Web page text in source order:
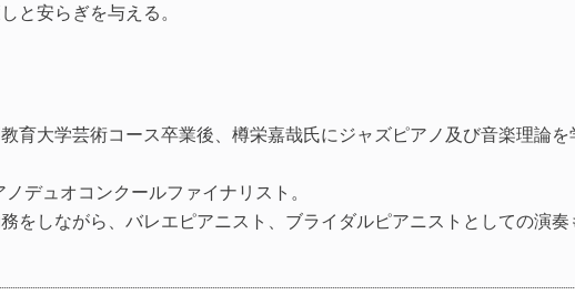
と安らぎを与える。
育大学芸術コース卒業後、樽栄嘉哉氏にジャズピアノ及び音楽理論
デュオコンクールファイナリスト。
をしながら、バレエピアニスト、ブライダルピアニストとしての演